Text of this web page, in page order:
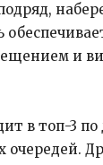
и
в топ-3
очередей.